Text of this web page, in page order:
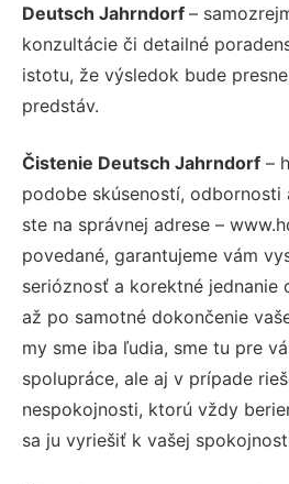
Deutsch Jahrndorf –
konzultácie či detailné
istotu, že výsledok bude
predstáv.
Čistenie Deutsch Jahrndorf –
podobe skúseností, odbornosti
ste na správnej adrese –
povedané, garantujeme vám
serióznosť a korektné jednanie
až po samotné dokončenie
my sme iba ľudia, sme tu pre
spolupráce, ale aj v prípade
nespokojnosti, ktorú vždy
sa ju vyriešiť k vašej